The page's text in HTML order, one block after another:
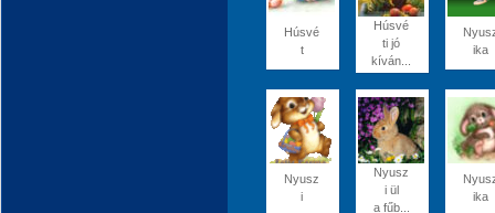
Húsvé
t
Húsvé
ti jó
kíván...
ika
Nyusz
i
Nyusz
i ül
a fűb...
ika